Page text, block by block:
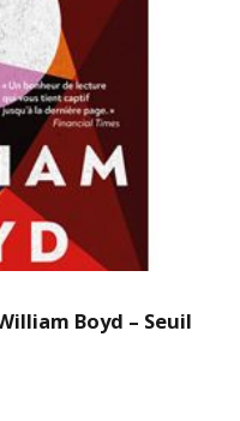
Boyd – Seuil